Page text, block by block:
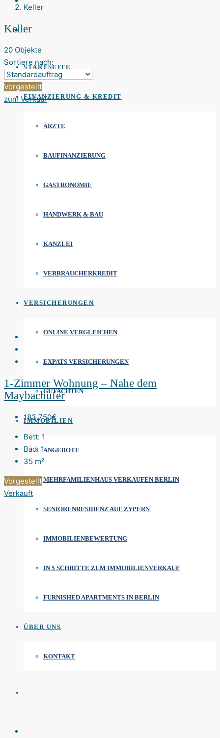
STARTSEITE
FINANZIERUNG & KREDIT
ÄRZTE
BAUFINANZIERUNG
GASTRONOMIE
HANDWERK & BAU
KANZLEI
VERBRAUCHERKREDIT
VERSICHERUNGEN
ONLINE VERGLEICHEN
EXPATS VERSICHERUNGEN
GUTACHTEN
IMMOBILIEN
ANGEBOTE
MEHRFAMILIENHAUS VERKAUFEN BERLIN
SENIORENRESIDENZ AUF ZYPERN
IMMOBILIENBEWERTUNG
IN 5 SCHRITTE ZUM IMMOBILIENVERKAUF
FURNISHED APARTMENTS IN BERLIN
ÜBER UNS
KONTAKT
Keller
Keller
20 Objekte
Sortiere nach:
Vorgestellt
zum Verkauf
1-Zimmer Wohnung – Nahe dem
Maybachufer
183.750€
Bett: 1
Bad: 1
35 m²
Vorgestellt
Verkauft